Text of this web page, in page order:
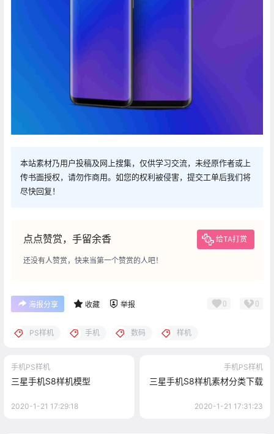
本站素材乃用户投稿及网上搜集，仅供学习交流，未经原作者或上
传书面授权，请勿作商用。如您的权利被侵害，提交工单后我们将
尽快回复！
点点赞赏，手留余香 给TA打赏
还没有人赞赏，快来当第一个赞赏的人吧！
海报分享 收藏 举报 0 0
PS样机 手机 数码 样机
手机PS样机
三星手机S8样机模型
2020-1-21 17:29:18
手机PS样机
三星手机S8样机素材分类下载
2020-1-21 17:31:23